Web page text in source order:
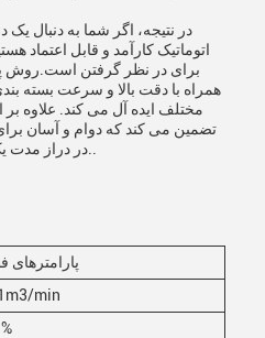
در نتیجه، اگر شما به دنبال
اتوماتیک کارآمد و قابل اعتماد
برای در نظر گرفتن است.روش
همراه با دقت بالا و سرعت بسته
مختلف ایده آل می کند. علاوه
تضمین می کند که دوام و آسان
پارامترهای
min